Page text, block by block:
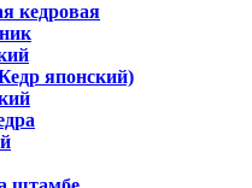
кедровая
японский)